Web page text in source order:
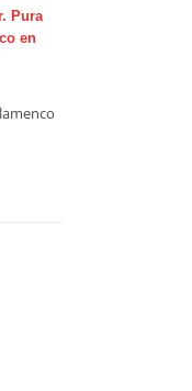
Pura
en